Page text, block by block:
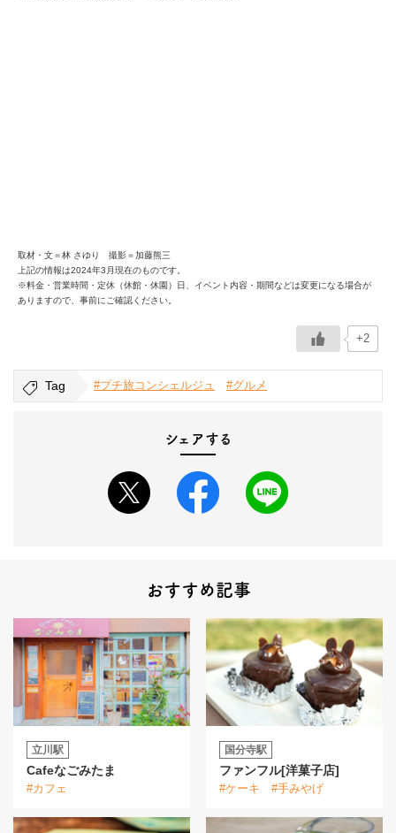
取材・文＝林 さゆり 撮影＝加藤熊三
上記の情報は2024年3月現在のものです。
※料金・営業時間・定休（休館・休園）日、イベント内容・期間などは変更になる場合が
ありますので、事前にご確認ください。
+2
Tag #プチ旅コンシェルジュ #グルメ
シェアする
おすすめ記事
立川駅
Cafeなごみたま
#カフェ
国分寺駅
ファンフル[洋菓子店]
#ケーキ #手みやげ